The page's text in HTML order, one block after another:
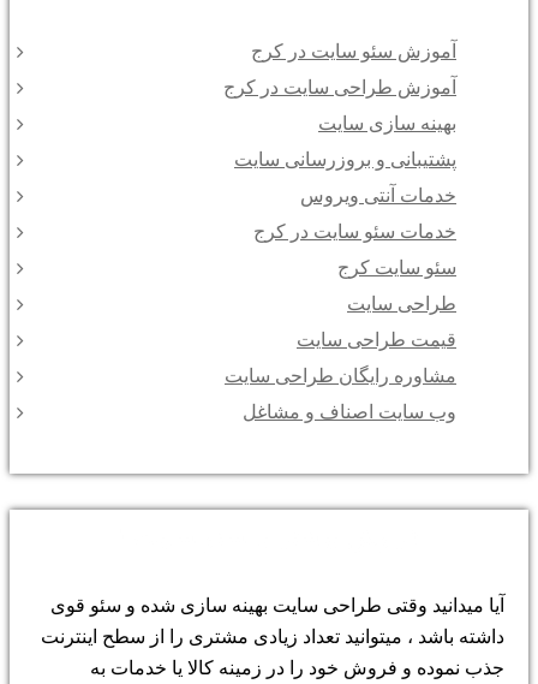
آموزش سئو سایت در کرج
آموزش طراحی سایت در کرج
بهینه سازی سایت
پشتیبانی و بروزرسانی سایت
خدمات آنتی ویروس
خدمات سئو سایت در کرج
سئو سایت کرج
طراحی سایت
قیمت طراحی سایت
مشاوره رایگان طراحی سایت
وب سایت اصناف و مشاغل
آیا میدانید وقتی طراحی سایت بهینه سازی شده و سئو قوی
داشته باشد ، میتوانید تعداد زیادی مشتری را از سطح اینترنت
جذب نموده و فروش خود را در زمینه کالا یا خدمات به